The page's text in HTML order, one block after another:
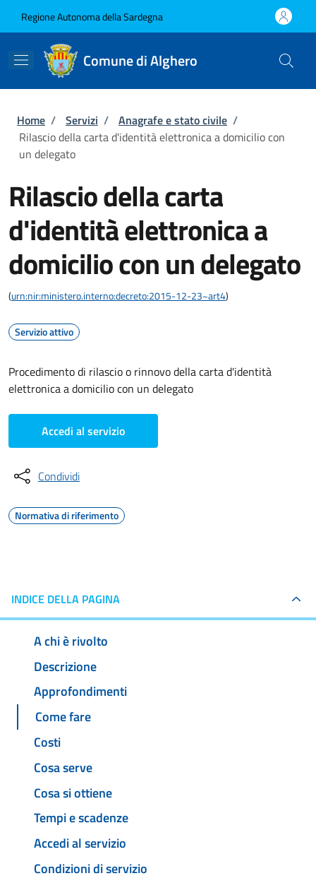
Regione Autonoma della Sardegna
Comune di Alghero
Briciole di pane
Home / Servizi / Anagrafe e stato civile /
Rilascio della carta d'identità elettronica a domicilio con
un delegato
Rilascio della carta
d'identità elettronica a
domicilio con un delegato
(urn:nir:ministero.interno:decreto:2015-12-23~art4)
Servizio attivo
Procedimento di rilascio o rinnovo della carta d'identità
elettronica a domicilio con un delegato
Accedi al servizio
Condividi
Normativa di riferimento
INDICE DELLA PAGINA
A chi è rivolto
Descrizione
Approfondimenti
Come fare
Costi
Cosa serve
Cosa si ottiene
Tempi e scadenze
Accedi al servizio
Condizioni di servizio